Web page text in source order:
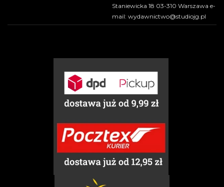
Staniewicka 18 03-310 Warszawa e-
mail: wydawnictwo@studiojg.pl